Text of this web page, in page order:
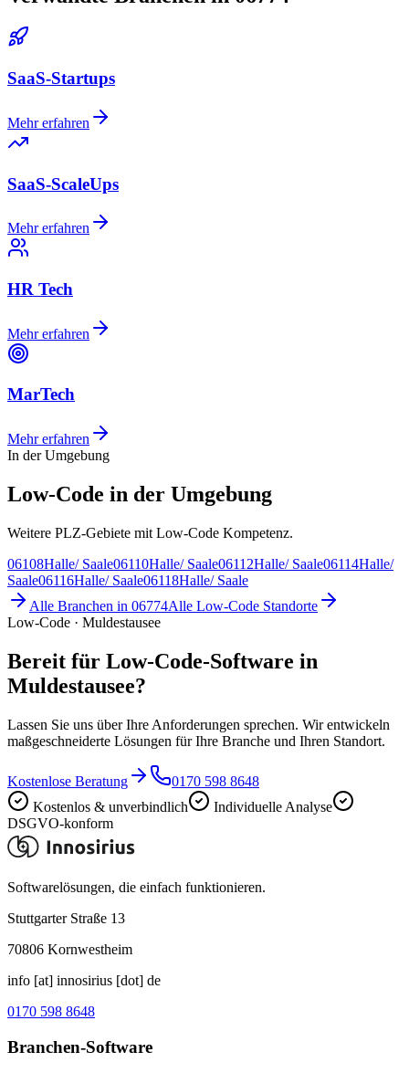
SaaS-Startups
Mehr erfahren
SaaS-ScaleUps
Mehr erfahren
HR Tech
Mehr erfahren
MarTech
Mehr erfahren
In der Umgebung
Low-Code in der Umgebung
Weitere PLZ-Gebiete mit Low-Code Kompetenz.
06108Halle/ Saale06110Halle/ Saale06112Halle/ Saale06114Halle/
Saale06116Halle/ Saale06118Halle/ Saale
Alle Branchen in 06774Alle Low-Code Standorte
Low-Code · Muldestausee
Bereit für Low-Code-Software in
Muldestausee?
Lassen Sie uns über Ihre Anforderungen sprechen. Wir entwickeln
maßgeschneiderte Lösungen für Ihre Branche und Ihren Standort.
Kostenlose Beratung
0170 598 8648
Kostenlos & unverbindlich
Individuelle Analyse
DSGVO-konform
Softwarelösungen, die einfach funktionieren.
Stuttgarter Straße 13
70806 Kornwestheim
info [at] innosirius [dot] de
0170 598 8648
Branchen-Software